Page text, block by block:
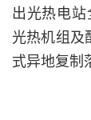
出光热电
光热机组及
式异地复制